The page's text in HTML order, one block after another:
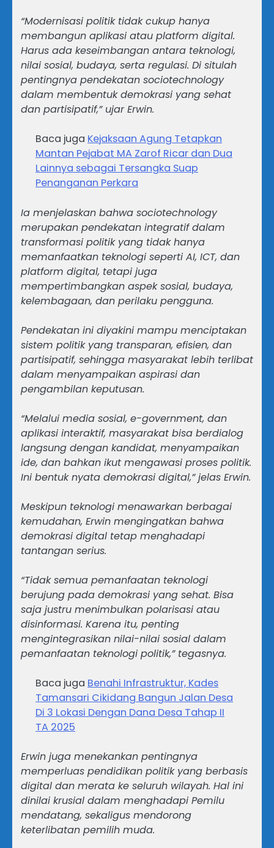
“Modernisasi politik tidak cukup hanya
membangun aplikasi atau platform digital.
Harus ada keseimbangan antara teknologi,
nilai sosial, budaya, serta regulasi. Di situlah
pentingnya pendekatan sociotechnology
dalam membentuk demokrasi yang sehat
dan partisipatif,” ujar Erwin.
Baca juga Kejaksaan Agung Tetapkan
Mantan Pejabat MA Zarof Ricar dan Dua
Lainnya sebagai Tersangka Suap
Penanganan Perkara
Ia menjelaskan bahwa sociotechnology
merupakan pendekatan integratif dalam
transformasi politik yang tidak hanya
memanfaatkan teknologi seperti AI, ICT, dan
platform digital, tetapi juga
mempertimbangkan aspek sosial, budaya,
kelembagaan, dan perilaku pengguna.
Pendekatan ini diyakini mampu menciptakan
sistem politik yang transparan, efisien, dan
partisipatif, sehingga masyarakat lebih terlibat
dalam menyampaikan aspirasi dan
pengambilan keputusan.
“Melalui media sosial, e-government, dan
aplikasi interaktif, masyarakat bisa berdialog
langsung dengan kandidat, menyampaikan
ide, dan bahkan ikut mengawasi proses politik.
Ini bentuk nyata demokrasi digital,” jelas Erwin.
Meskipun teknologi menawarkan berbagai
kemudahan, Erwin mengingatkan bahwa
demokrasi digital tetap menghadapi
tantangan serius.
“Tidak semua pemanfaatan teknologi
berujung pada demokrasi yang sehat. Bisa
saja justru menimbulkan polarisasi atau
disinformasi. Karena itu, penting
mengintegrasikan nilai-nilai sosial dalam
pemanfaatan teknologi politik,” tegasnya.
Baca juga Benahi Infrastruktur, Kades
Tamansari Cikidang Bangun Jalan Desa
Di 3 Lokasi Dengan Dana Desa Tahap II
TA 2025
Erwin juga menekankan pentingnya
memperluas pendidikan politik yang berbasis
digital dan merata ke seluruh wilayah. Hal ini
dinilai krusial dalam menghadapi Pemilu
mendatang, sekaligus mendorong
keterlibatan pemilih muda.